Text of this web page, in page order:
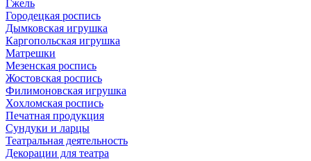
Гжель
Городецкая роспись
Дымковская игрушка
Каргопольская игрушка
Матрешки
Мезенская роспись
Жостовская роспись
Филимоновская игрушка
Хохломская роспись
Печатная продукция
Сундуки и ларцы
Театральная деятельность
Декорации для театра